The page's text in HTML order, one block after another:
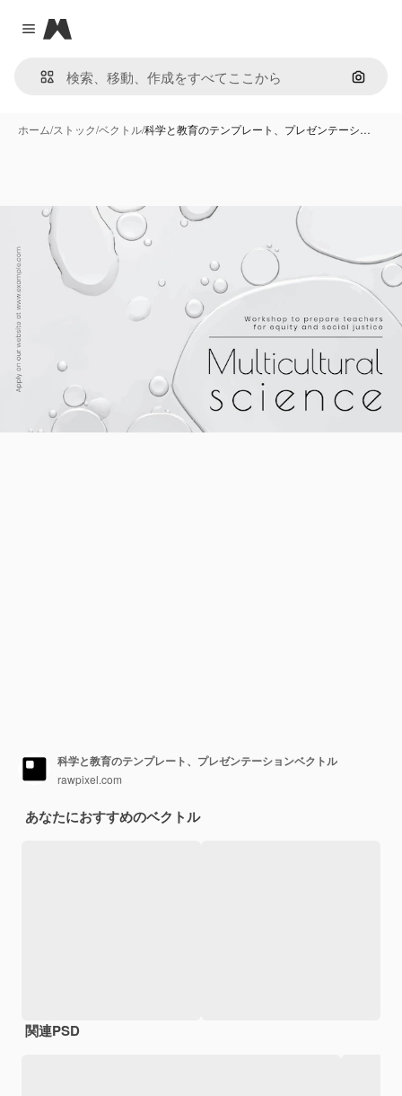
Close menu
Magnific
画像で
ホーム/ストック/ベクトル/科学と教育のテンプレート、プレゼンテーシ…
科学と教育のテンプレート、プレゼンテーションベクトル
rawpixel.com
あなたにおすすめのベクトル
関連PSD